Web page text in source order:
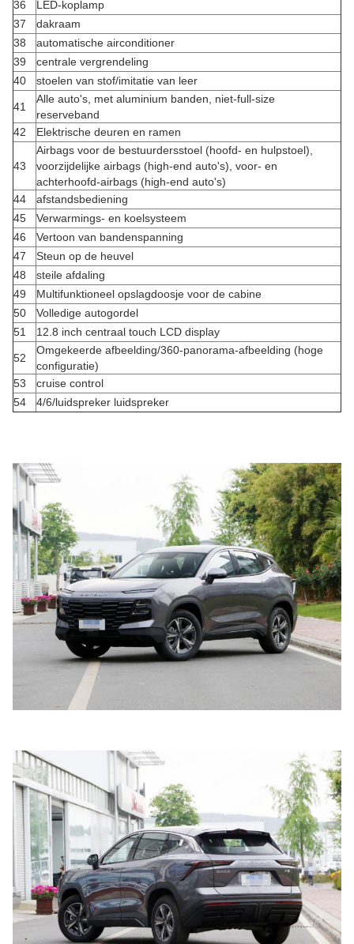
36
LED-koplamp
37
dakraam
38
automatische airconditioner
39
centrale vergrendeling
40
stoelen van stof/imitatie van leer
41
Alle auto's, met aluminium banden, niet-full-size
reserveband
42
Elektrische deuren en ramen
43
Airbags voor de bestuurdersstoel (hoofd- en hulpstoel),
voorzijdelijke airbags (high-end auto's), voor- en
achterhoofd-airbags (high-end auto's)
44
afstandsbediening
45
Verwarmings- en koelsysteem
46
Vertoon van bandenspanning
47
Steun op de heuvel
48
steile afdaling
49
Multifunktioneel opslagdoosje voor de cabine
50
Volledige autogordel
51
12.8 inch centraal touch LCD display
52
Omgekeerde afbeelding/360-panorama-afbeelding (hoge
configuratie)
53
cruise control
54
4/6/luidspreker luidspreker